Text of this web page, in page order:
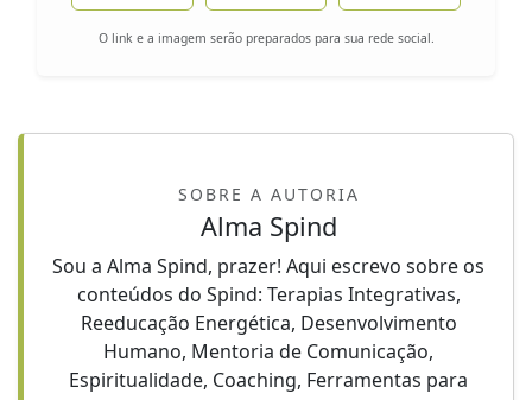
O link e a imagem serão preparados para sua rede social.
SOBRE A AUTORIA
Alma Spind
Sou a Alma Spind, prazer! Aqui escrevo sobre os
conteúdos do Spind: Terapias Integrativas,
Reeducação Energética, Desenvolvimento
Humano, Mentoria de Comunicação,
Espiritualidade, Coaching, Ferramentas para